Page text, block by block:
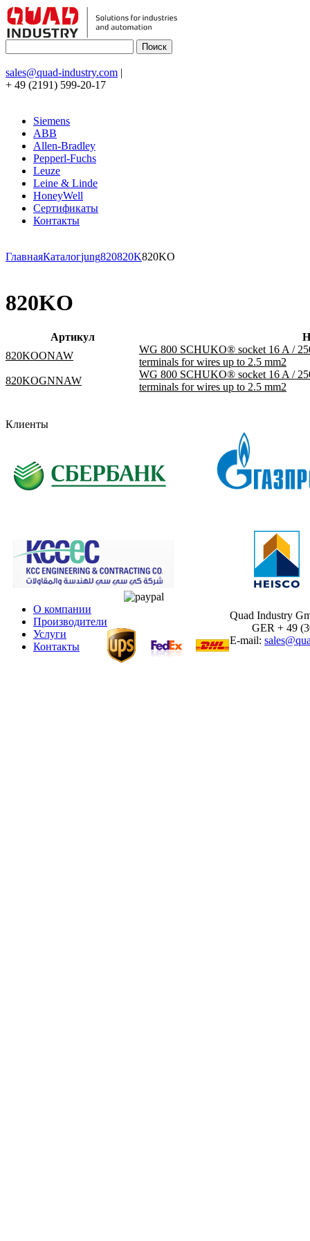
sales@quad-industry.com |
+ 49 (2191) 599-20-17
Siemens
ABB
Allen-Bradley
Pepperl-Fuchs
Leuze
Leine & Linde
HoneyWell
Сертификаты
Контакты
ГлавнаяКаталогjung820820K820KO
820KO
Артикул
820KOONAW
WG 800 SCHUKO® socket 16 A /
terminals for wires up to 2.5 mm2
820KOGNNAW
WG 800 SCHUKO® socket 16 A /
terminals for wires up to 2.5 mm2
Клиенты
О компании
Производители
Услуги
Контакты
Quad Industry
GER + 49
E-mail: